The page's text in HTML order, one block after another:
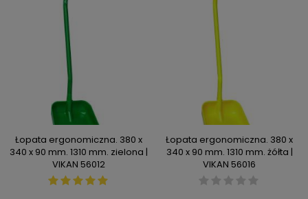
Łopata ergonomiczna. 380 x
340 x 90 mm. 1310 mm. zielona |
VIKAN 56012
Łopata ergonomiczna. 380 x
340 x 90 mm. 1310 mm. żółta |
VIKAN 56016